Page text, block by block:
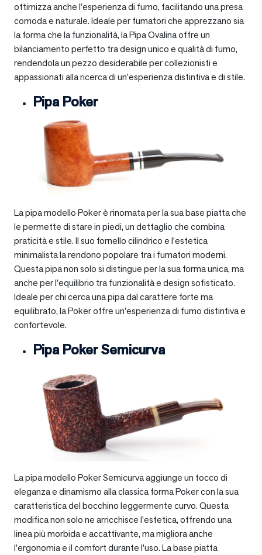
ottimizza anche l’esperienza di fumo, facilitando una presa
comoda e naturale. Ideale per fumatori che apprezzano sia
la forma che la funzionalità, la Pipa Ovalina offre un
bilanciamento perfetto tra design unico e qualità di fumo,
rendendola un pezzo desiderabile per collezionisti e
appassionati alla ricerca di un’esperienza distintiva e di stile.
Pipa Poker
La pipa modello Poker è rinomata per la sua base piatta che
le permette di stare in piedi, un dettaglio che combina
praticità e stile. Il suo fornello cilindrico e l’estetica
minimalista la rendono popolare tra i fumatori moderni.
Questa pipa non solo si distingue per la sua forma unica, ma
anche per l’equilibrio tra funzionalità e design sofisticato.
Ideale per chi cerca una pipa dal carattere forte ma
equilibrato, la Poker offre un’esperienza di fumo distintiva e
confortevole.
Pipa Poker Semicurva
La pipa modello Poker Semicurva aggiunge un tocco di
eleganza e dinamismo alla classica forma Poker con la sua
caratteristica del bocchino leggermente curvo. Questa
modifica non solo ne arricchisce l’estetica, offrendo una
linea più morbida e accattivante, ma migliora anche
l’ergonomia e il comfort durante l’uso. La base piatta